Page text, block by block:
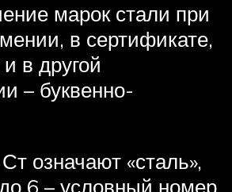
марок стали при
в сертификате,
в другой
– буквенно-
означают «сталь»,
6 – условный номер